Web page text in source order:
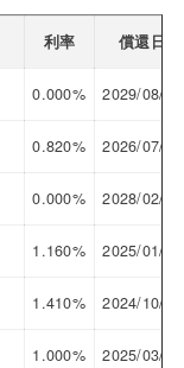
利率 償還日
0.000% 2029/08/28
0.820% 2026/07/30
0.000% 2028/02/10
1.160% 2025/01/28
1.410% 2024/10/25
1.000% 2025/03/12